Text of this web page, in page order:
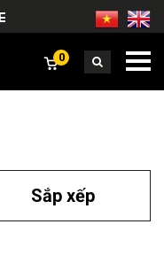
0
Sắp xếp